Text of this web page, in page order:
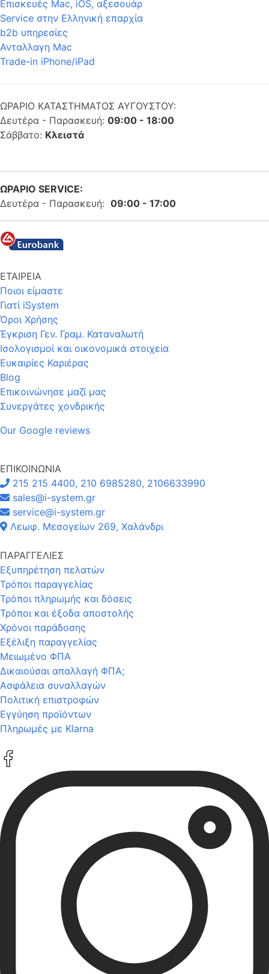
Επισκευές Mac, iOS, αξεσουάρ
Service στην Eλληνική επαρχία
b2b υπηρεσίες
Ανταλλαγη Mac
Trade-in iPhone/iPad
ΩΡΑΡΙΟ ΚΑΤΑΣΤΗΜΑΤΟΣ ΑΥΓΟΥΣΤΟΥ:
Δευτέρα - Παρασκευή: 09:00 - 18:00
Σάββατο: Κλειστά
ΩΡΑΡΙΟ SERVICE:
Δευτέρα - Παρασκευή: 09:00 - 17:00
ΕΤΑΙΡΕΙΑ
Ποιοι είμαστε
Γιατί iSystem
Όροι Χρήσης
Έγκριση Γεν. Γραμ. Καταναλωτή
Ισολογισμοί και οικονομικά στοιχεία
Ευκαιρίες Καριέρας
Blog
Επικοινώνησε μαζί μας
Συνεργάτες χονδρικής
Our Google reviews
ΕΠΙΚΟΙΝΩΝΙΑ
215 215 4400, 210 6985280, 2106633990
sales@i-system.gr
service@i-system.gr
Λεωφ. Μεσογείων 269, Χαλάνδρι
ΠΑΡΑΓΓΕΛΙΕΣ
Εξυπηρέτηση πελατών
Τρόποι παραγγελίας
Τρόποι πληρωμής και δόσεις
Τρόποι και έξοδα αποστολής
Χρόνοι παράδοσης
Εξέλιξη παραγγελίας
Μειωμένο ΦΠΑ
Δικαιούσαι απαλλαγή ΦΠΑ;
Ασφάλεια συναλλαγών
Πολιτική επιστροφών
Εγγύηση προϊόντων
Πληρωμές με Klarna